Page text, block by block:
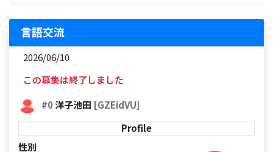
言語交流
2026/06/10
この募集は終了しました
#0洋子池田 [GZEidVU]
Profile
性別